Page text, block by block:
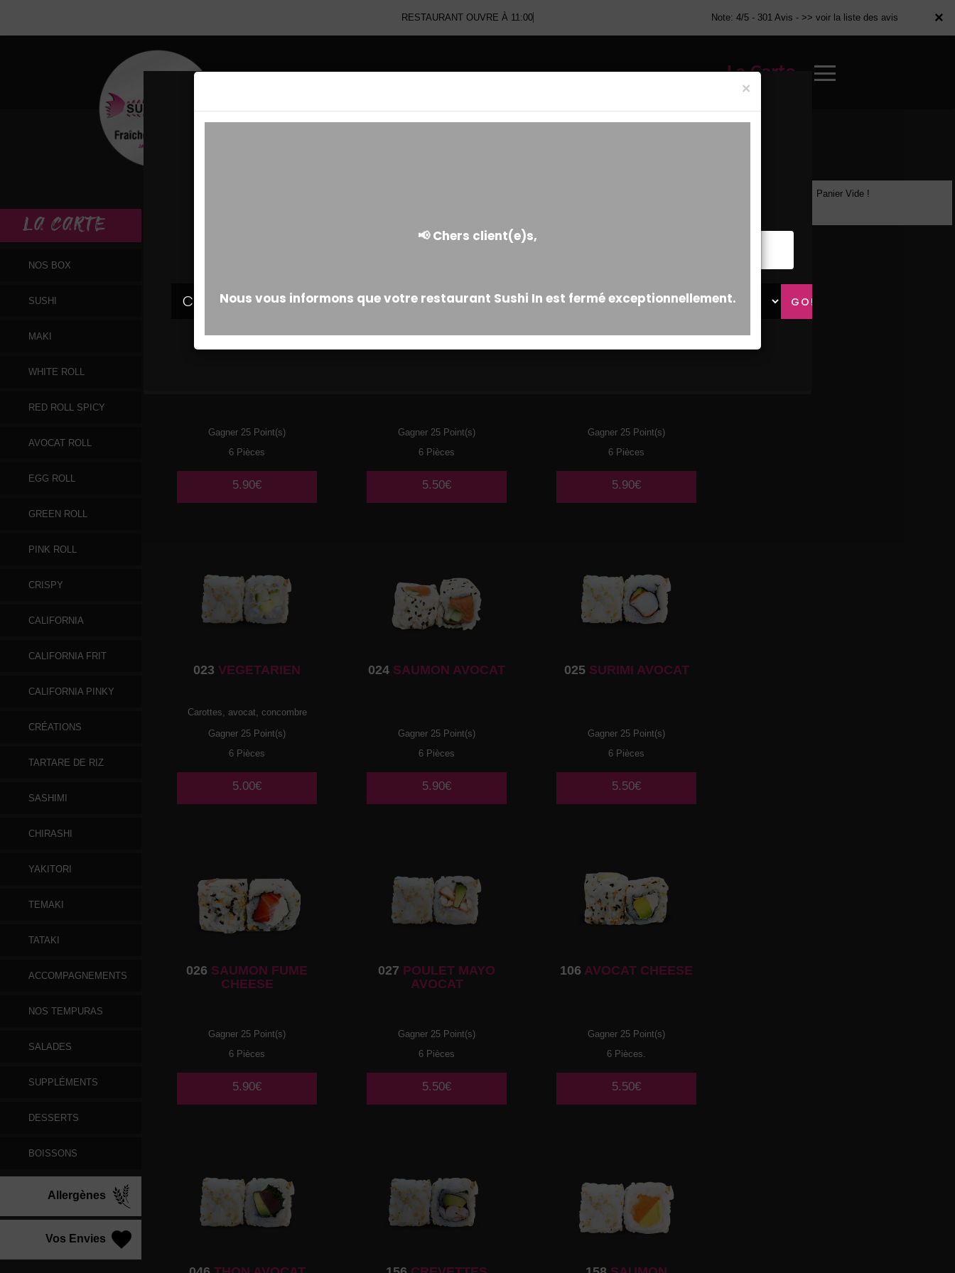
×
RESTAURANT OUVRE À 11:00 Note: 4/5 - 301 Avis - >> voir la liste des avis
La Carte
×
LA CARTE
NOS BOX
SUSHI
MAKI
WHITE ROLL
RED ROLL SPICY
AVOCAT ROLL
EGG ROLL
GREEN ROLL
PINK ROLL
CRISPY
CALIFORNIA
CALIFORNIA FRIT
CALIFORNIA PINKY
CRÉATIONS
TARTARE DE RIZ
SASHIMI
CHIRASHI
YAKITORI
TEMAKI
TATAKI
ACCOMPAGNEMENTS
NOS TEMPURAS
SALADES
SUPPLÉMENTS
DESSERTS
BOISSONS
Allergènes
Vos Envies
Gagner 25 Point(s)
6 Pièces
5.90€
Gagner 25 Point(s)
6 Pièces
5.50€
Gagner 25 Point(s)
6 Pièces
5.90€
023 VEGETARIEN
Carottes, avocat, concombre
Gagner 25 Point(s)
6 Pièces
5.00€
024 SAUMON AVOCAT
Gagner 25 Point(s)
6 Pièces
5.90€
025SURIMI AVOCAT
Gagner 25 Point(s)
6 Pièces
5.50€
026 SAUMON FUME
CHEESE
Gagner 25 Point(s)
6 Pièces
5.90€
027 POULET MAYO
AVOCAT
Gagner 25 Point(s)
6 Pièces
5.50€
106 AVOCAT CHEESE
Gagner 25 Point(s)
6 Pièces.
5.50€
Panier Vide !
×